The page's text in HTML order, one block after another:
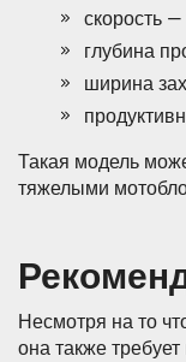
скорость
глубина
ширина
Такая модель
тяжелыми
Несмотря на то
она также